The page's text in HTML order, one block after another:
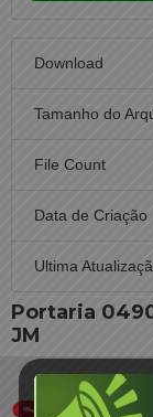
Download
Tamanho do
File Count
Data de Criação
Ultima
Portaria
JM